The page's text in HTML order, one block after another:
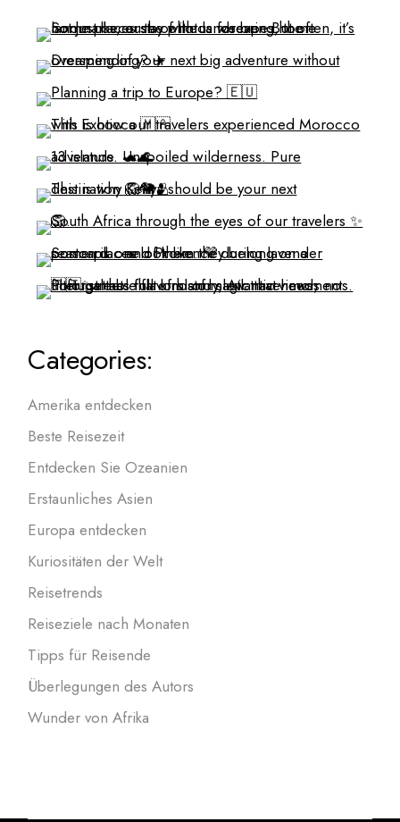
Categories:
Amerika entdecken
Beste Reisezeit
Entdecken Sie Ozeanien
Erstaunliches Asien
Europa entdecken
Kuriositäten der Welt
Reisetrends
Reiseziele nach Monaten
Tipps für Reisende
Überlegungen des Autors
Wunder von Afrika